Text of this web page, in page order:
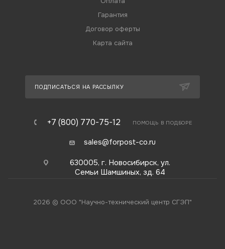
Гарантия
Договор оферты
Карта сайта
ПОДПИСАТЬСЯ НА РАССЫЛКУ
+7 (800) 770-75-12 ПОМОЩЬ В ПОДБОРЕ
sales@forpost-co.ru
630005, г. Новосибирск, ул.
Семьи Шамшиных, зд. 64
2026 © ООО "Научно-технический центр СГЭП"